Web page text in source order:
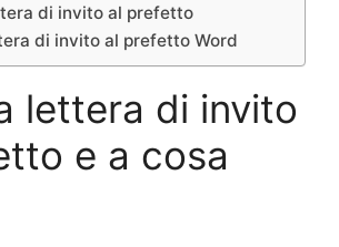
di invito al prefetto
di invito al prefetto Word
lettera di invito
e a cosa